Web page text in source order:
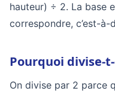
hauteur) ÷ 2. La base
correspondre, c’est-
Pourquoi divise-
On divise par 2 parce